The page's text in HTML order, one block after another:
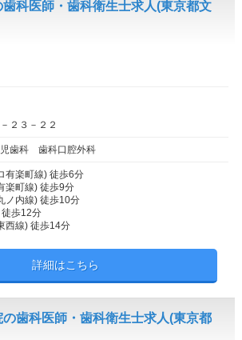
科医師・歯科衛生士求人(東京都文
２３－２２
歯科 歯科口腔外科
有楽町線) 徒歩6分
楽町線) 徒歩9分
ノ内線) 徒歩10分
歩12分
西線) 徒歩14分
詳細はこちら
歯科医師・歯科衛生士求人(東京都